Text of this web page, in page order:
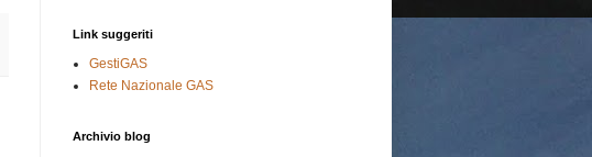
Link suggeriti
GestiGAS
Rete Nazionale GAS
Archivio blog